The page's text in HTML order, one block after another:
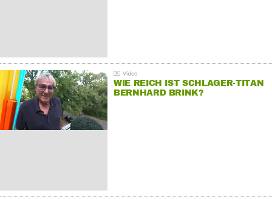
WIE REICH IST SCHLAGER-TITAN
BERNHARD BRINK?